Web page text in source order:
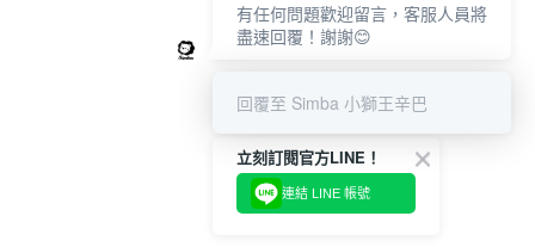
立刻訂閱官方LINE！
連結 LINE 帳號
有任何問題歡迎留言，客服人員將
盡速回覆！謝謝😊
回覆至 Simba 小獅王辛巴